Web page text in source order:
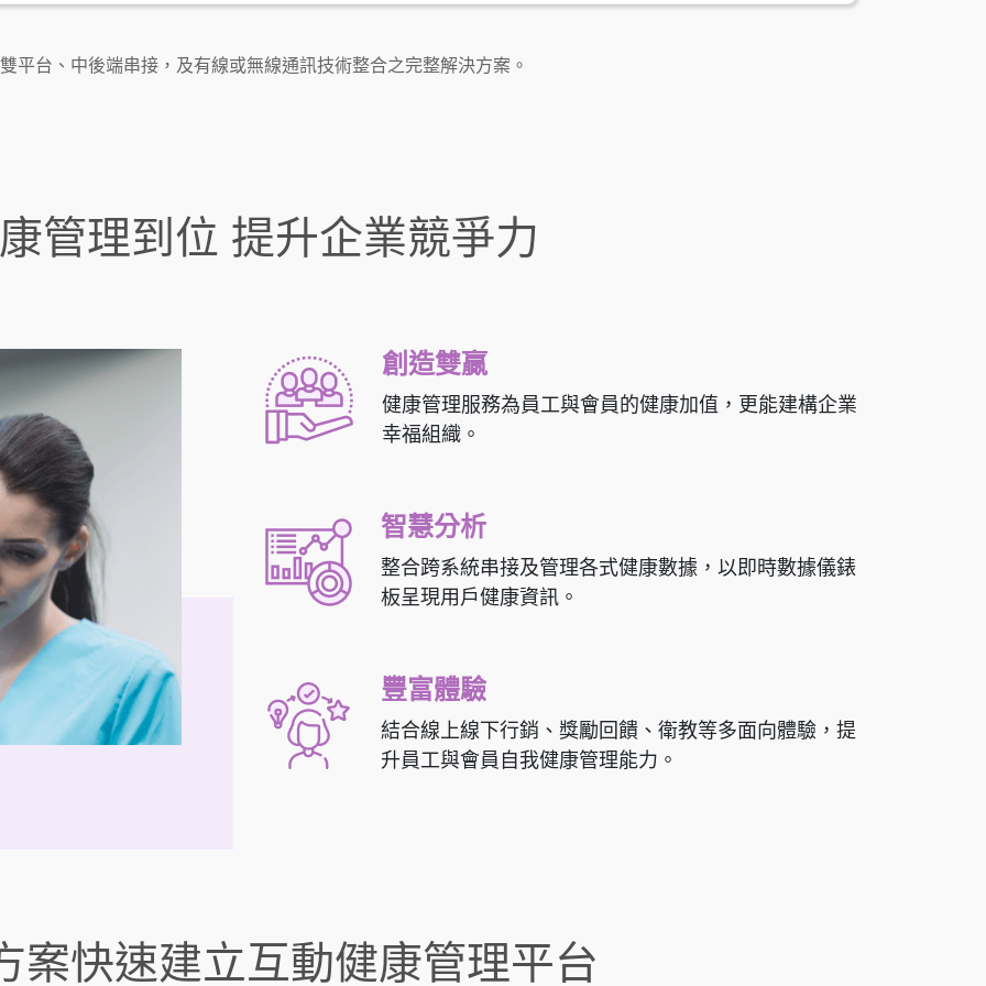
平台、中後端串接，及有線或無線通訊技術整合之完整解決方案。
管理到位 提升企業競爭力
創造雙贏
健康管理服務為員工與會員的健康加值，更能建構企業
幸福組織。
智慧分析
整合跨系統串接及管理各式健康數據，以即時數據儀錶
板呈現用戶健康資訊。
豐富體驗
結合線上線下行銷、獎勵回饋、衛教等多面向體驗，提
升員工與會員自我健康管理能力。
案快速建立互動健康管理平台